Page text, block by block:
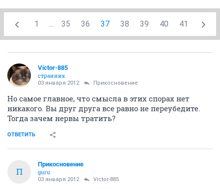
1 35 36 37 38 39 40 41
Victor-885
странник
03 января 2012 Прикосновение
Но самое главное, что смысла в этих спорах нет
никакого. Вы друг друга все равно не переубедите.
Тогда зачем нервы тратить?
ОТВЕТИТЬ
П
Прикосновение
guru
03 января 2012 Victor-885